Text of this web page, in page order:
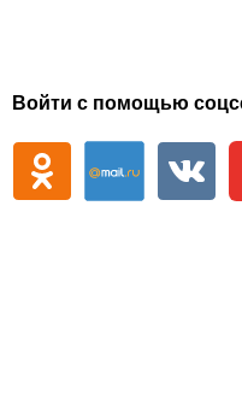
Войти с помощью